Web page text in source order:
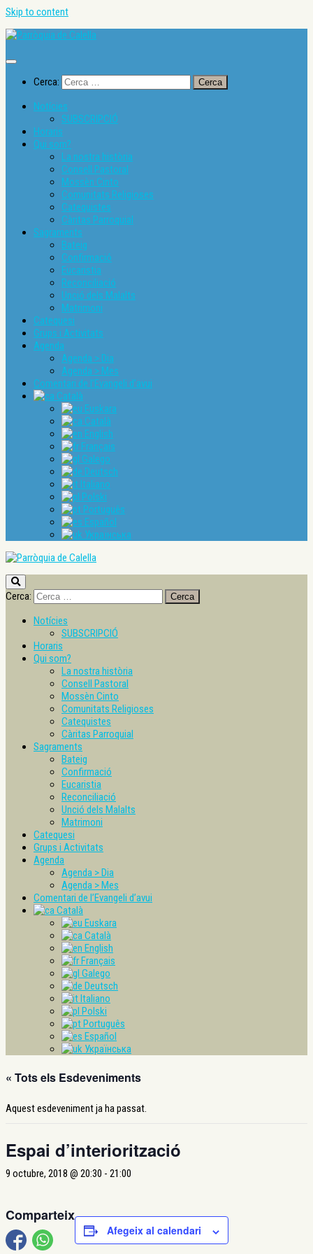
Skip to content
Cerca:
Notícies
SUBSCRIPCIÓ
Horaris
Qui som?
La nostra història
Consell Pastoral
Mossèn Cinto
Comunitats Religioses
Catequistes
Càritas Parroquial
Sagraments
Bateig
Confirmació
Eucaristia
Reconciliació
Unció dels Malalts
Matrimoni
Catequesi
Grups i Activitats
Agenda
Agenda > Dia
Agenda > Mes
Comentari de l’Evangeli d’avui
Català
Euskara
Català
English
Français
Galego
Deutsch
Italiano
Polski
Português
Español
Українська
Cerca:
Notícies
SUBSCRIPCIÓ
Horaris
Qui som?
La nostra història
Consell Pastoral
Mossèn Cinto
Comunitats Religioses
Catequistes
Càritas Parroquial
Sagraments
Bateig
Confirmació
Eucaristia
Reconciliació
Unció dels Malalts
Matrimoni
Catequesi
Grups i Activitats
Agenda
Agenda > Dia
Agenda > Mes
Comentari de l’Evangeli d’avui
Català
Euskara
Català
English
Français
Galego
Deutsch
Italiano
Polski
Português
Español
Українська
« Tots els Esdeveniments
Aquest esdeveniment ja ha passat.
Espai d’interiorització
9 octubre, 2018 @ 20:30 - 21:00
Comparteix
Afegeix al calendari